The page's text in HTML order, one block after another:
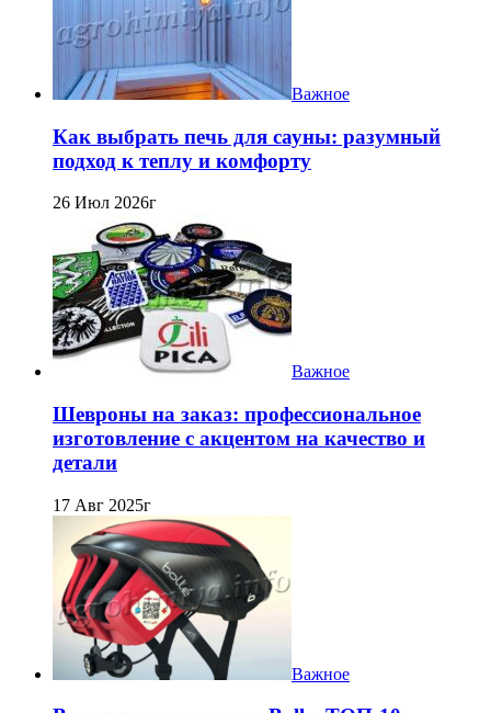
Важное
Как выбрать печь для сауны: разумный
подход к теплу и комфорту
26 Июл 2026г
Важное
Шевроны на заказ: профессиональное
изготовление с акцентом на качество и
детали
17 Авг 2025г
Важное